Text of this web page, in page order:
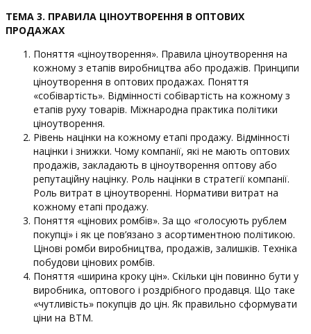
ТЕМА 3. ПРАВИЛА ЦІНОУТВОРЕННЯ В ОПТОВИХ
ПРОДАЖАХ
Поняття «ціноутворення». Правила ціноутворення на
кожному з етапів виробництва або продажів. Принципи
ціноутворення в оптових продажах. Поняття
«собівартість». Відмінності собівартість на кожному з
етапів руху товарів. Міжнародна практика політики
ціноутворення.
Рівень націнки на кожному етапі продажу. Відмінності
націнки і знижки. Чому компанії, які не мають оптових
продажів, закладають в ціноутворення оптову або
репутаційну націнку. Роль націнки в стратегії компанії.
Роль витрат в ціноутворенні. Нормативи витрат на
кожному етапі продажу.
Поняття «цінових ромбів». За що «голосують рублем
покупці» і як це пов’язано з асортиментною політикою.
Цінові ромби виробництва, продажів, залишків. Техніка
побудови цінових ромбів.
Поняття «ширина кроку цін». Скільки цін повинно бути у
виробника, оптового і роздрібного продавця. Що таке
«чутливість» покупців до цін. Як правильно сформувати
ціни на ВТМ.